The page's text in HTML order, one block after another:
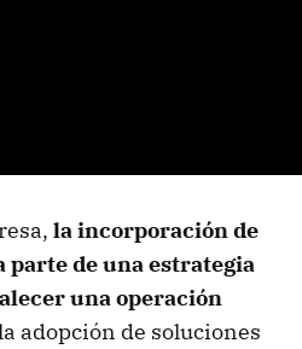
la incorporación de
parte de una estrategia
una operación
adopción de soluciones